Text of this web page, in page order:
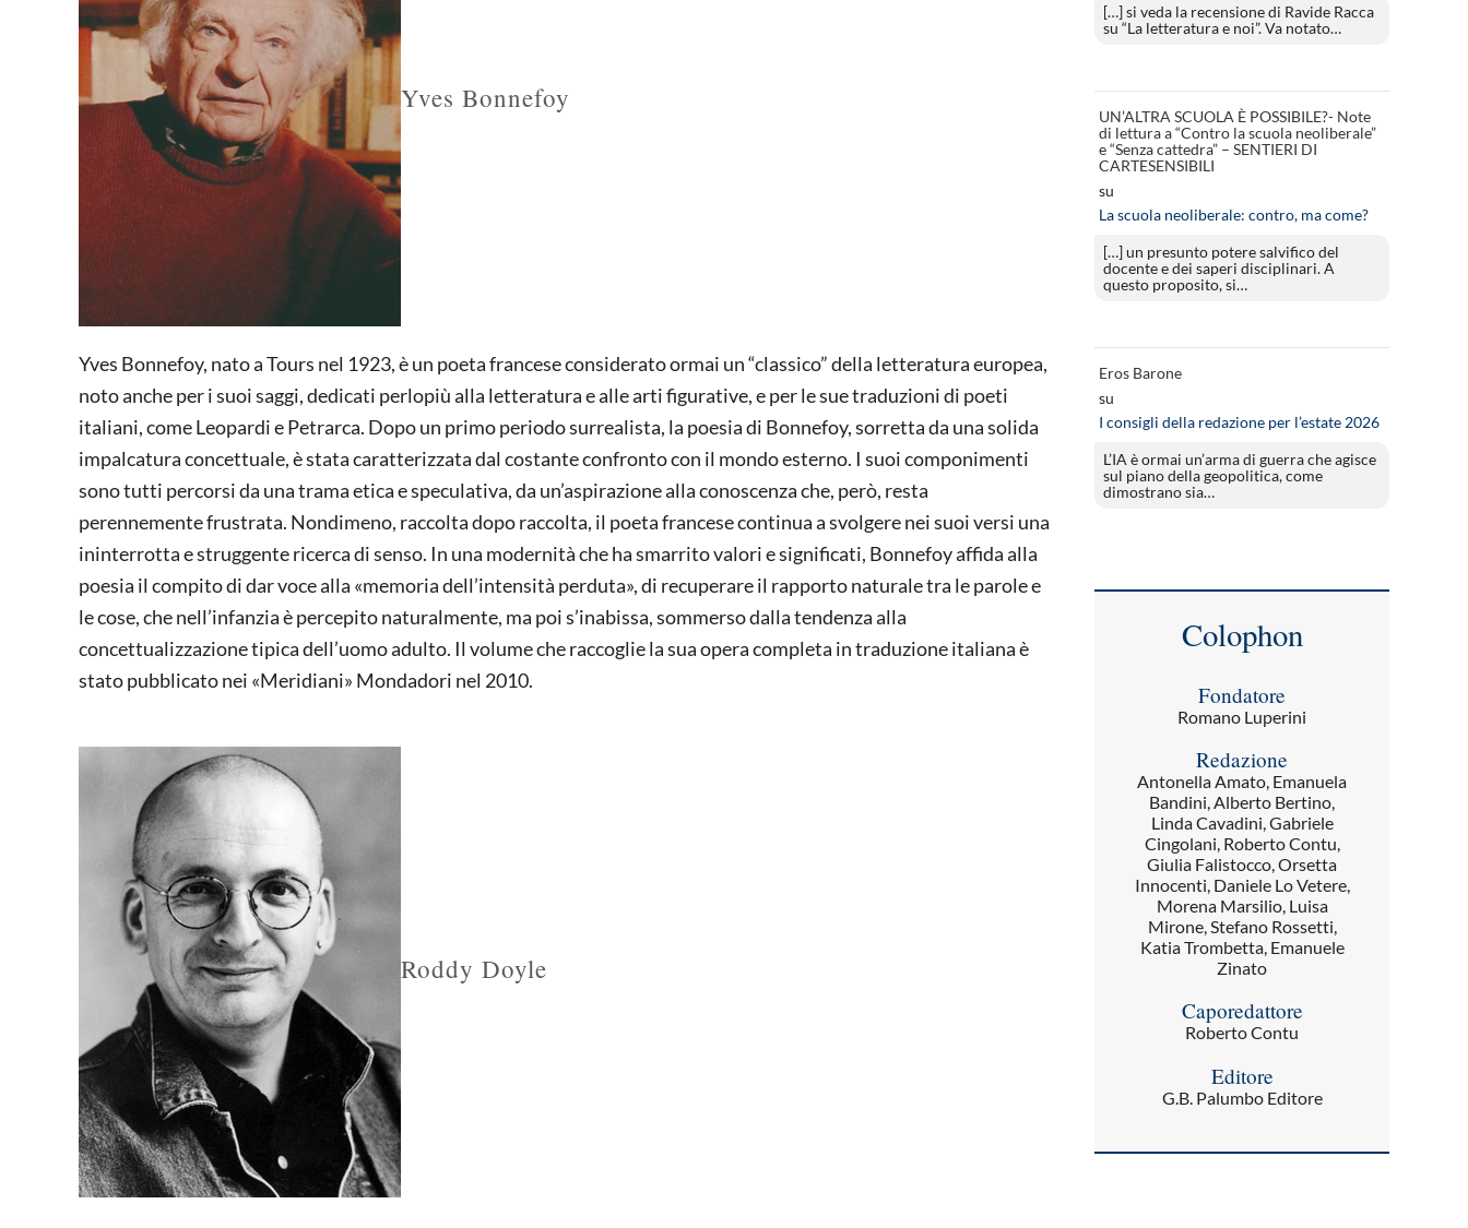
Yves Bonnefoy
Yves Bonnefoy, nato a Tours nel 1923, è un poeta francese considerato ormai un “classico” della letteratura europea,
noto anche per i suoi saggi, dedicati perlopiù alla letteratura e alle arti figurative, e per le sue traduzioni di poeti
italiani, come Leopardi e Petrarca. Dopo un primo periodo surrealista, la poesia di Bonnefoy, sorretta da una solida
impalcatura concettuale, è stata caratterizzata dal costante confronto con il mondo esterno. I suoi componimenti
sono tutti percorsi da una trama etica e speculativa, da un’aspirazione alla conoscenza che, però, resta
perennemente frustrata. Nondimeno, raccolta dopo raccolta, il poeta francese continua a svolgere nei suoi versi una
ininterrotta e struggente ricerca di senso. In una modernità che ha smarrito valori e significati, Bonnefoy affida alla
poesia il compito di dar voce alla «memoria dell’intensità perduta», di recuperare il rapporto naturale tra le parole e
le cose, che nell’infanzia è percepito naturalmente, ma poi s’inabissa, sommerso dalla tendenza alla
concettualizzazione tipica dell’uomo adulto. Il volume che raccoglie la sua opera completa in traduzione italiana è
stato pubblicato nei «Meridiani» Mondadori nel 2010.
Roddy Doyle
[…] si veda la recensione di Ravide Racca
su “La letteratura e noi”. Va notato…
UN’ALTRA SCUOLA È POSSIBILE?- Note
di lettura a “Contro la scuola neoliberale”
e “Senza cattedra” – SENTIERI DI
CARTESENSIBILI
su
La scuola neoliberale: contro, ma come?
[…] un presunto potere salvifico del
docente e dei saperi disciplinari. A
questo proposito, si…
Eros Barone
su
I consigli della redazione per l’estate 2026
L’IA è ormai un’arma di guerra che agisce
sul piano della geopolitica, come
dimostrano sia…
Colophon
Fondatore
Romano Luperini
Redazione
Antonella Amato, Emanuela
Bandini, Alberto Bertino,
Linda Cavadini, Gabriele
Cingolani, Roberto Contu,
Giulia Falistocco, Orsetta
Innocenti, Daniele Lo Vetere,
Morena Marsilio, Luisa
Mirone, Stefano Rossetti,
Katia Trombetta, Emanuele
Zinato
Caporedattore
Roberto Contu
Editore
G.B. Palumbo Editore